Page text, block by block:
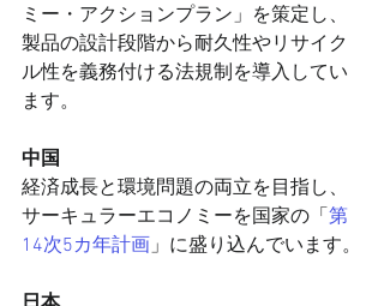
ミー・アクションプラン」を策定し、
製品の設計段階から耐久性やリサイク
ル性を義務付ける法規制を導入してい
ます。
中国
経済成長と環境問題の両立を目指し、
サーキュラーエコノミーを国家の「 第
14次5カ年計画」に盛り込んでいます。